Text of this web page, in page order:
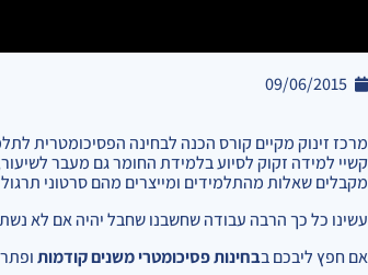
09/06/2015
מרכז זינוק מקיים קורס הכנה לבחינה הפסיכומטרית
קשיי למידה זקוק לסיוע בלמידת החומר גם מעבר
מקבלים שאלות מהתלמידים ומייצרים מהם סרטוני
עשינו כל כך הרבה עבודה שחשבנו שחבל יהיה אם לא
אם חפץ ליבכם בבחינות פסיכומטרי משנים קודמות